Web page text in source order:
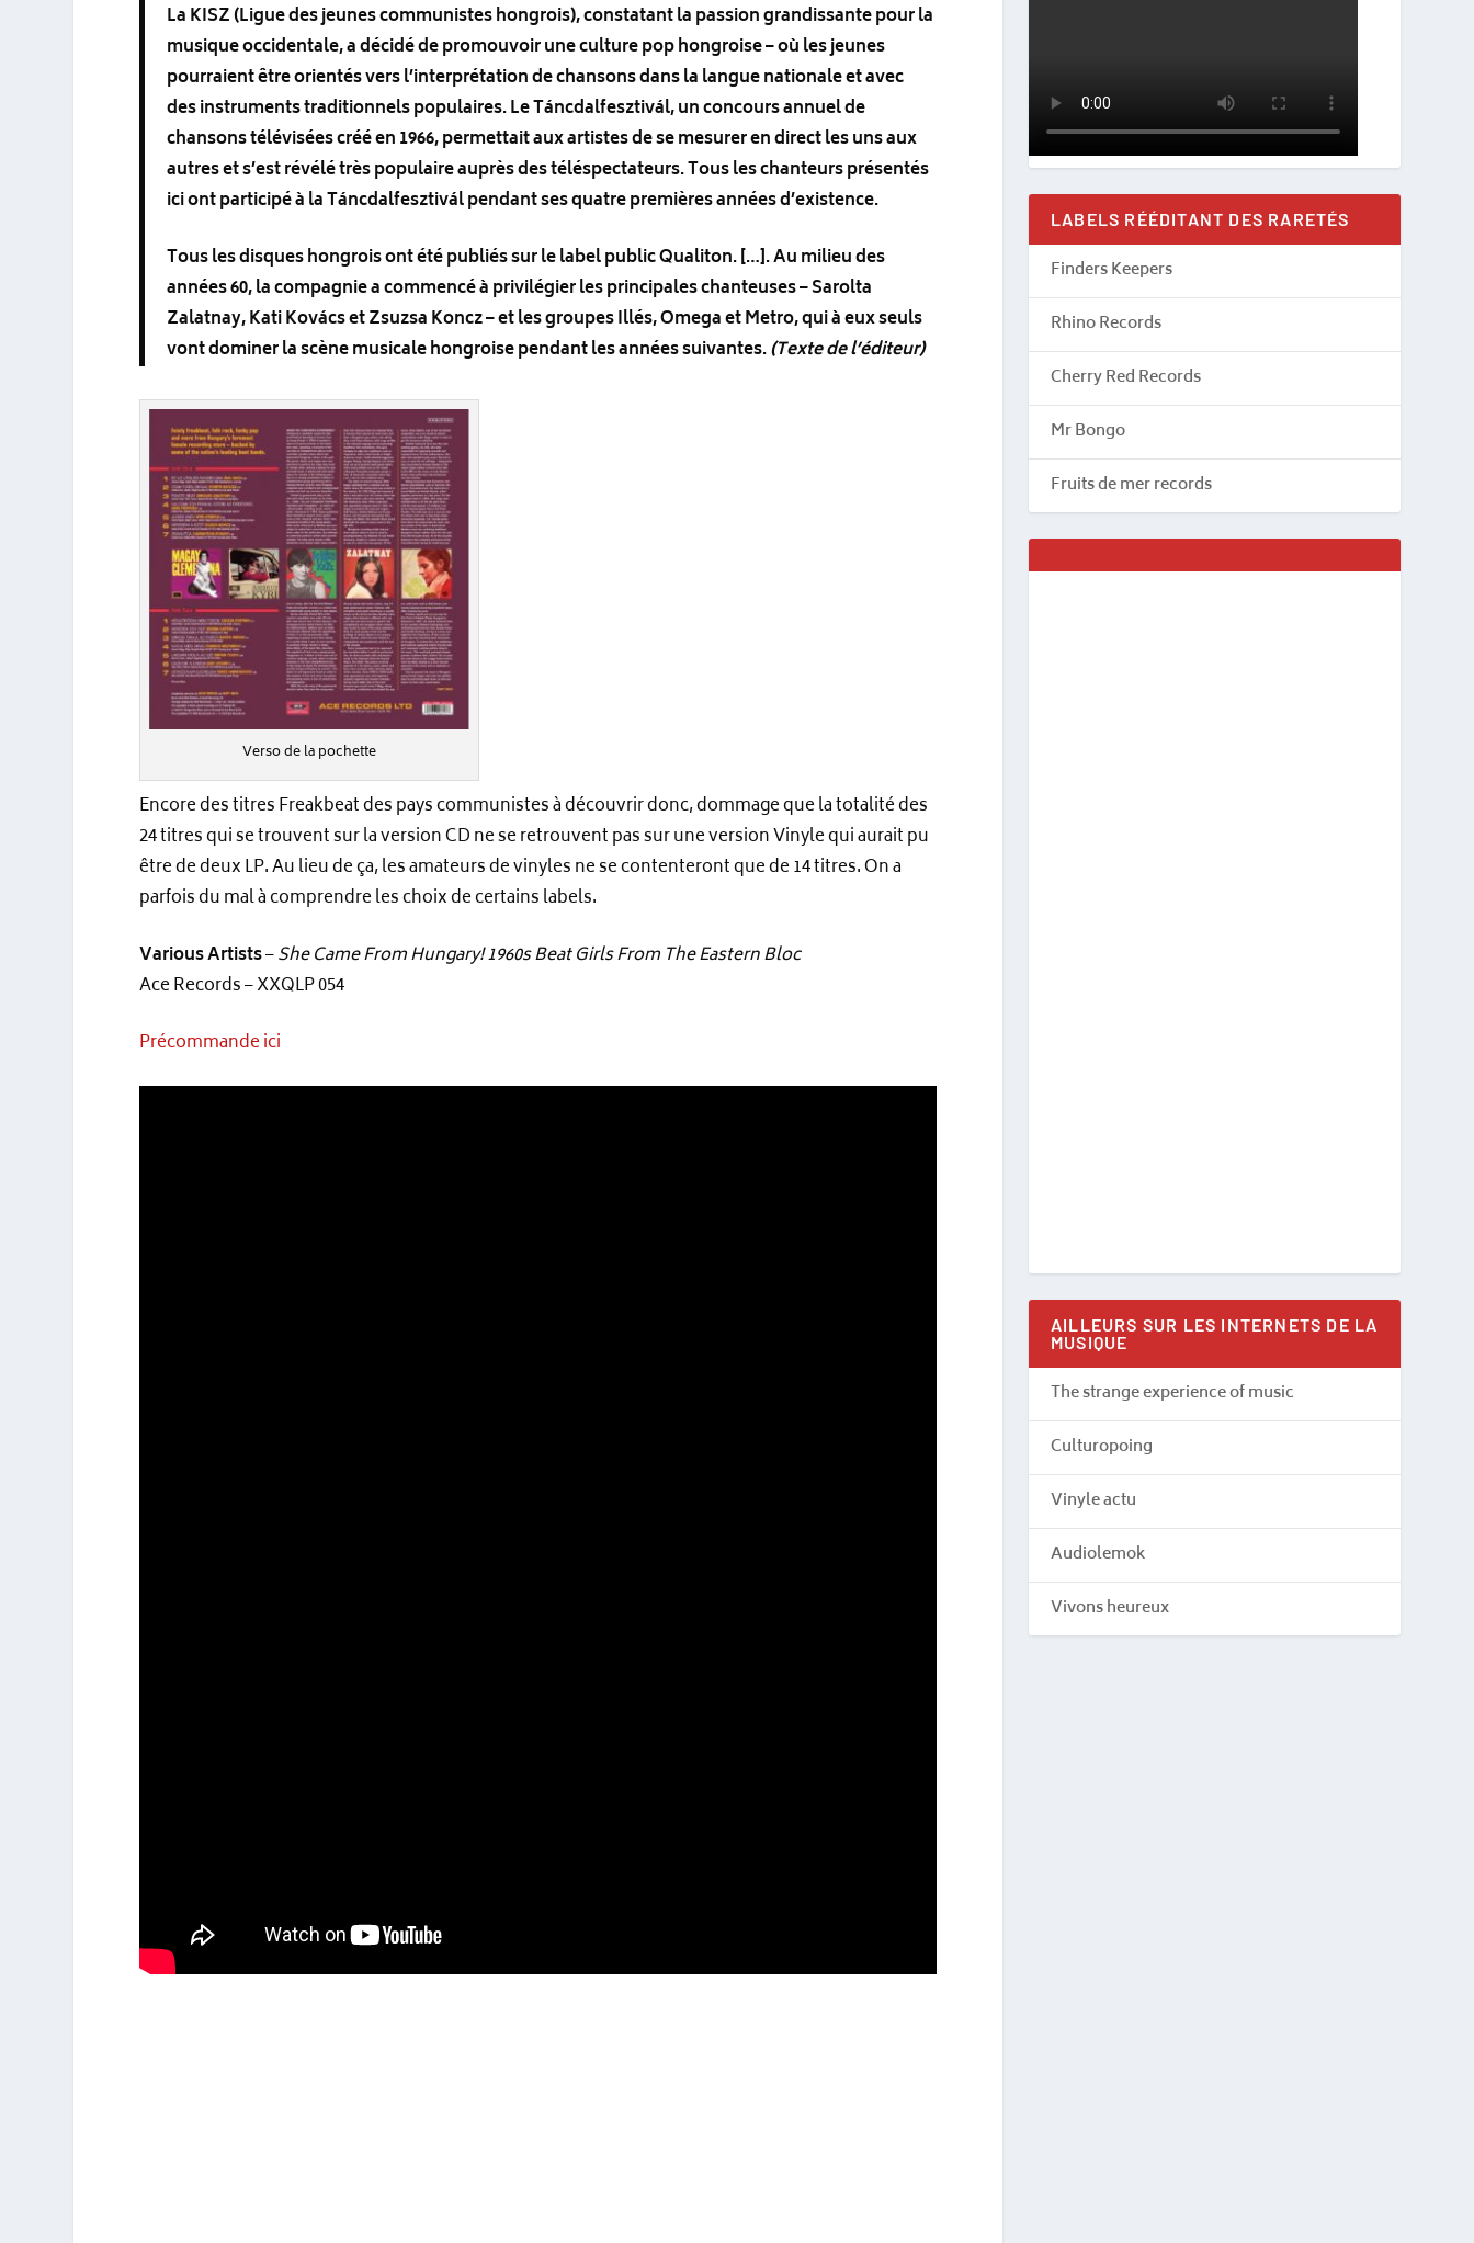
La KISZ (Ligue des jeunes communistes hongrois), constatant la passion grandissante pour la
musique occidentale, a décidé de promouvoir une culture pop hongroise – où les jeunes
pourraient être orientés vers l’interprétation de chansons dans la langue nationale et avec
des instruments traditionnels populaires. Le Táncdalfesztivál, un concours annuel de
chansons télévisées créé en 1966, permettait aux artistes de se mesurer en direct les uns aux
autres et s’est révélé très populaire auprès des téléspectateurs. Tous les chanteurs présentés
ici ont participé à la Táncdalfesztivál pendant ses quatre premières années d’existence.
Tous les disques hongrois ont été publiés sur le label public Qualiton. […]. Au milieu des
années 60, la compagnie a commencé à privilégier les principales chanteuses – Sarolta
Zalatnay, Kati Kovács et Zsuzsa Koncz – et les groupes Illés, Omega et Metro, qui à eux seuls
vont dominer la scène musicale hongroise pendant les années suivantes.(Texte de l’éditeur)
Verso de la pochette
Encore des titres Freakbeat des pays communistes à découvrir donc, dommage que la totalité des
24 titres qui se trouvent sur la version CD ne se retrouvent pas sur une version Vinyle qui aurait pu
être de deux LP. Au lieu de ça, les amateurs de vinyles ne se contenteront que de 14 titres. On a
parfois du mal à comprendre les choix de certains labels.
Various Artists–She Came From Hungary! 1960s Beat Girls From The Eastern Bloc
Ace Records – XXQLP 054
Précommande ici
LABELS RÉÉDITANT DES RARETÉS
Finders Keepers
Rhino Records
Cherry Red Records
Mr Bongo
Fruits de mer records
AILLEURS SUR LES INTERNETS DE LA
MUSIQUE
The strange experience of music
Culturopoing
Vinyle actu
Audiolemok
Vivons heureux